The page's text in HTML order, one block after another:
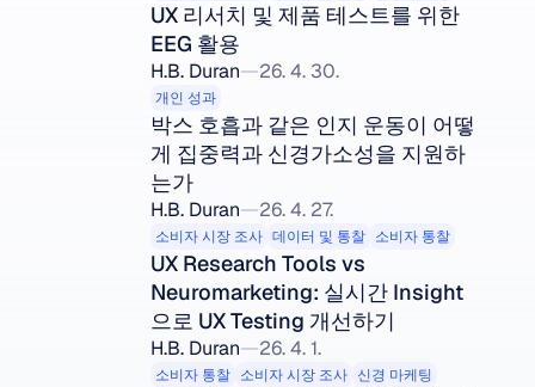
UX 리서치 및 제품 테스트를 위한
EEG 활용
H.B. Duran 26. 4. 30.
개인 성과
박스 호흡과 같은 인지 운동이 어떻
게 집중력과 신경가소성을 지원하
는가
H.B. Duran 26. 4. 27.
소비자 시장 조사 데이터 및 통찰 소비자 통찰
UX Research Tools vs
Neuromarketing: 실시간 Insight
으로 UX Testing 개선하기
H.B. Duran 26. 4. 1.
소비자 통찰 소비자 시장 조사 신경 마케팅